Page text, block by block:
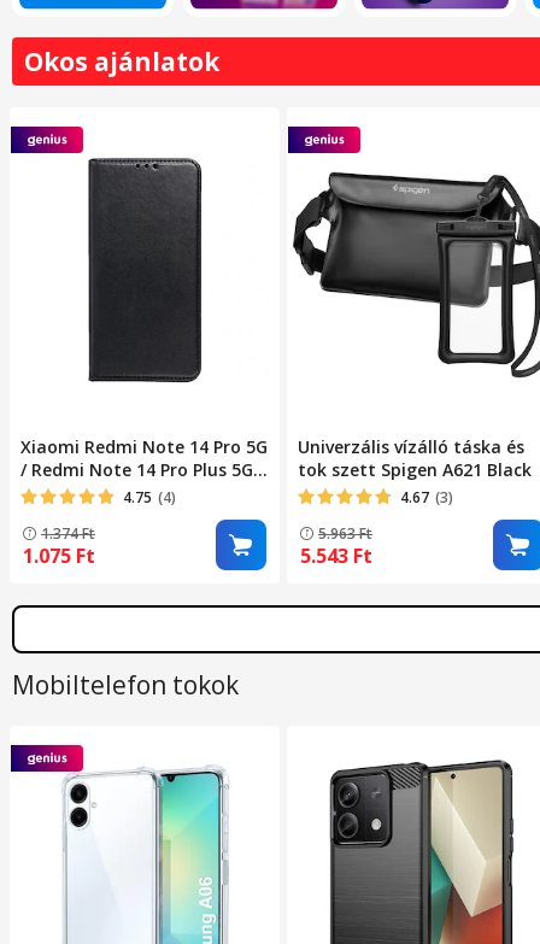
Okos ajánlatok
Xiaomi Redmi Note 14 Pro 5G
/ Redmi Note 14 Pro Plus 5G
kompatibilis telefontok,
könyvtok, bankkártyatartós,
mágneszáras, fekete, Smart
Magneto
4.75 (4)
1.374Ft
1.075 Ft
Univerzális vízálló táska és
tok szett Spigen A621 Black
4.67 (3)
5.963Ft
5.543 Ft
Mobiltelefon tokok